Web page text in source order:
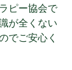
ピー協会で
が全くない
でご安心く